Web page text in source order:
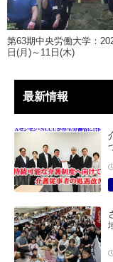
第63期中央労働大学：
日(月)～11日(木)
最新情報